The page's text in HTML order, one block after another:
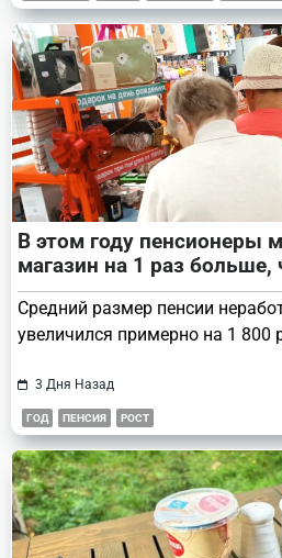
В этом году пенсионеры
магазин на 1 раз
Средний размер пенсии
увеличился примерно на 1 800
3 Дня Назад
ГОД ПЕНСИЯ РОСТ